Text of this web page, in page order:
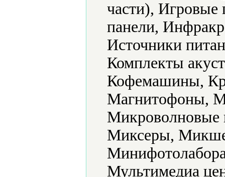
части), Игровые
панели,
Источники
Комплекты
Кофемашины,
Магнитофоны,
Миксеры,
Мультимедиа